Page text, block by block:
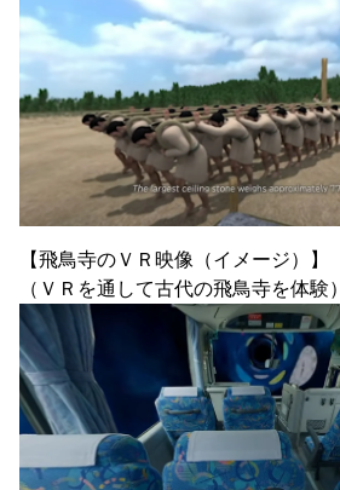
【飛鳥寺のＶＲ映像（イメージ）】
（ＶＲを通して古代の飛鳥寺を体験）